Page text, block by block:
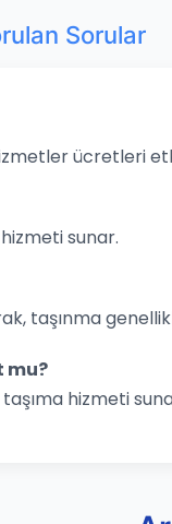
Sorular
ücretleri
sunar.
taşınma
mu?
hizmeti